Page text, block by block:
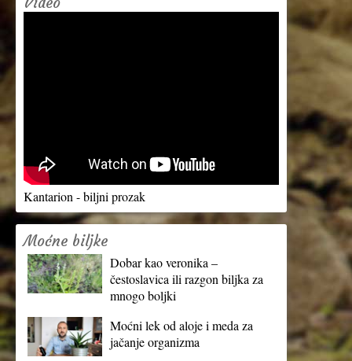
Kantarion - biljni prozak
Moćne biljke
Dobar kao veronika –
čestoslavica ili razgon biljka za
mnogo boljki
Moćni lek od aloje i meda za
jačanje organizma